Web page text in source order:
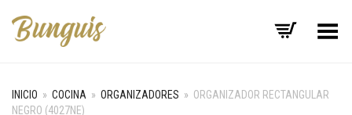
Menú
INICIO » COCINA » ORGANIZADORES » ORGANIZADOR RECTANGULAR
NEGRO (4027NE)